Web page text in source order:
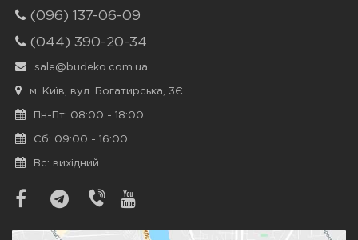
(096) 137-06-09
(044) 390-20-34
sale@budeko.com.ua
м. Київ, вул. Богатирська, 3Є
Пн-Пт: 08:00 - 18:00
Сб: 09:00 - 16:00
Вс: вихідний